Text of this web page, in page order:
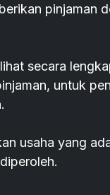
pinjaman
secara
untuk
usaha yang